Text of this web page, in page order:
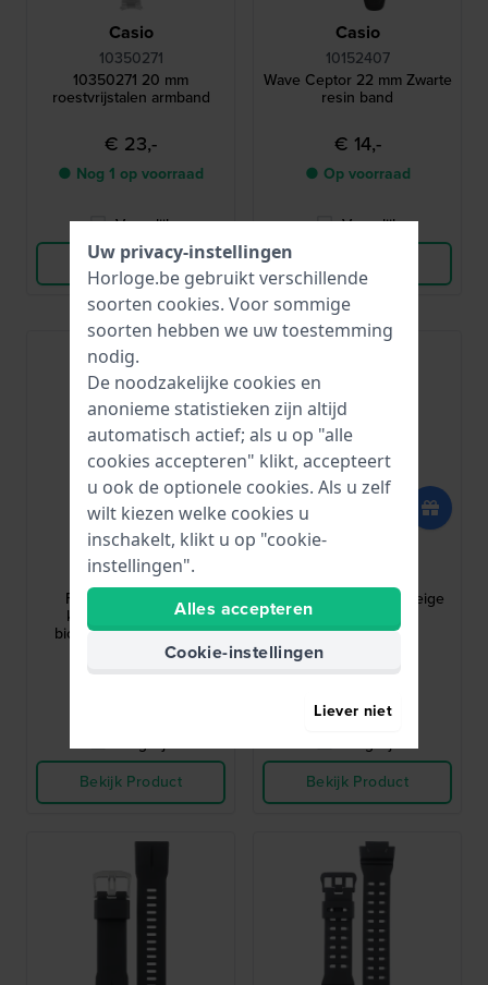
Casio
10350271
10350271 20 mm
roestvrijstalen armband
€ 23,-
● Nog 1 op voorraad
Vergelijk
Bekijk Product
Casio
10152407
Wave Ceptor 22 mm Zwarte
resin band
€ 14,-
● Op voorraad
Vergelijk
Casio
10672916
F-91 22 mm Blauwe
kunststof band van
biologische oorsprong
Vergelijk
Bekijk Product
Vintage Mini 14 mm Beige
Vergelijk
Bekijk Product
Uw privacy-instellingen
Horloge.be gebruikt verschillende
soorten cookies. Voor sommige
soorten hebben we uw toestemming
nodig.
De noodzakelijke cookies en
anonieme statistieken zijn altijd
automatisch actief; als u op "alle
cookies accepteren" klikt, accepteert
u ook de optionele cookies. Als u zelf
wilt kiezen welke cookies u
inschakelt, klikt u op "cookie-
instellingen".
Alles accepteren
Cookie-instellingen
Liever niet